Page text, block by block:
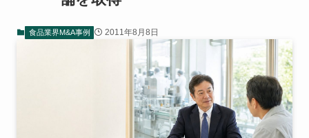
食品業界M&A事例 2011年8月8日